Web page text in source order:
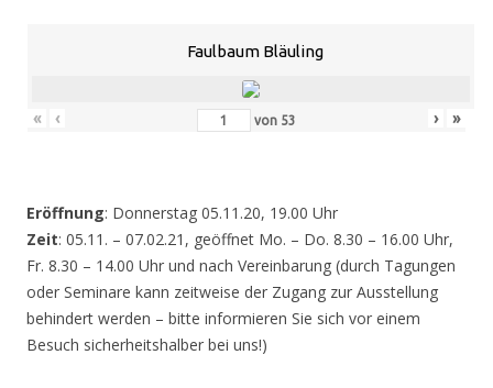
Faulbaum Bläuling
« ‹ von 53 › »
Eröffnung: Donnerstag 05.11.20, 19.00 Uhr
Zeit: 05.11. – 07.02.21, geöffnet Mo. – Do. 8.30 – 16.00 Uhr,
Fr. 8.30 – 14.00 Uhr und nach Vereinbarung (durch Tagungen
oder Seminare kann zeitweise der Zugang zur Ausstellung
behindert werden – bitte informieren Sie sich vor einem
Besuch sicherheitshalber bei uns!)